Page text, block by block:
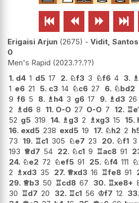
   
Erigaisi Arjun 2675 - Vidit,
0
Men's Rapid 2023.??.??
1. d4 1 d5 17 2. ♘f3 3 ♘f6 4 3. ♗
1 e6 21 5. c3 14 ♘c6 27 6. ♘bd2
9 f6 5 8. ♗h4 3 g6 17 9. ♗d3 26
2 ♗d6 8 11. O-O 27 O-O 7 12. ♖
52 g5 319 14. ♗g3 2 ♗xg3 15 15.
16. exd5 238 exd5 19 17. ♘h2 2
73 19. ♖c1 305 ♘e7 23 20. ♘f1 3
193 ♕d7 54 22. ♘c1 9 ♖ac8 91
24. ♘e2 72 ♘ef5 91 25. ♘f4 111 ♘
2 ♗xd3 35 27. ♕xd3 16 ♖fe8 91
29. ♕b3 50 ♖cd8 67 30. ♖xe8+
30 ♖d7 20 32. ♖c1 56 ♔f7 12 33.